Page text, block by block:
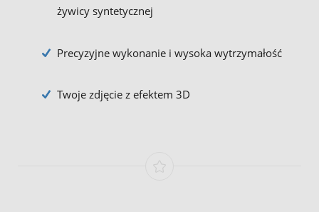
żywicy syntetycznej
Precyzyjne wykonanie i wysoka wytrzymałość
Twoje zdjęcie z efektem 3D